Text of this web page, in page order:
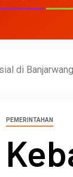
di
PEMERINTAHAN